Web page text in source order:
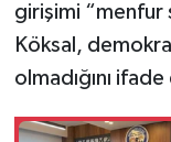
girişimi “menfur
Köksal,
olmadığını